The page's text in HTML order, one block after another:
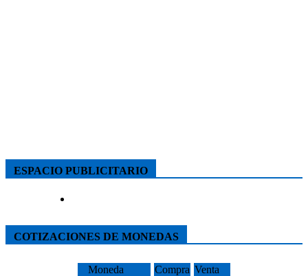
ESPACIO PUBLICITARIO
COTIZACIONES DE MONEDAS
Moneda Compra Venta